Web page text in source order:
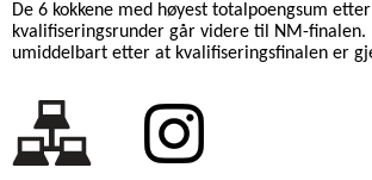
De 6 kokkene med høyest totalpoengsum
kvalifiseringsrunder går videre til NM-finalen.
umiddelbart etter at kvalifiseringsfinalen er